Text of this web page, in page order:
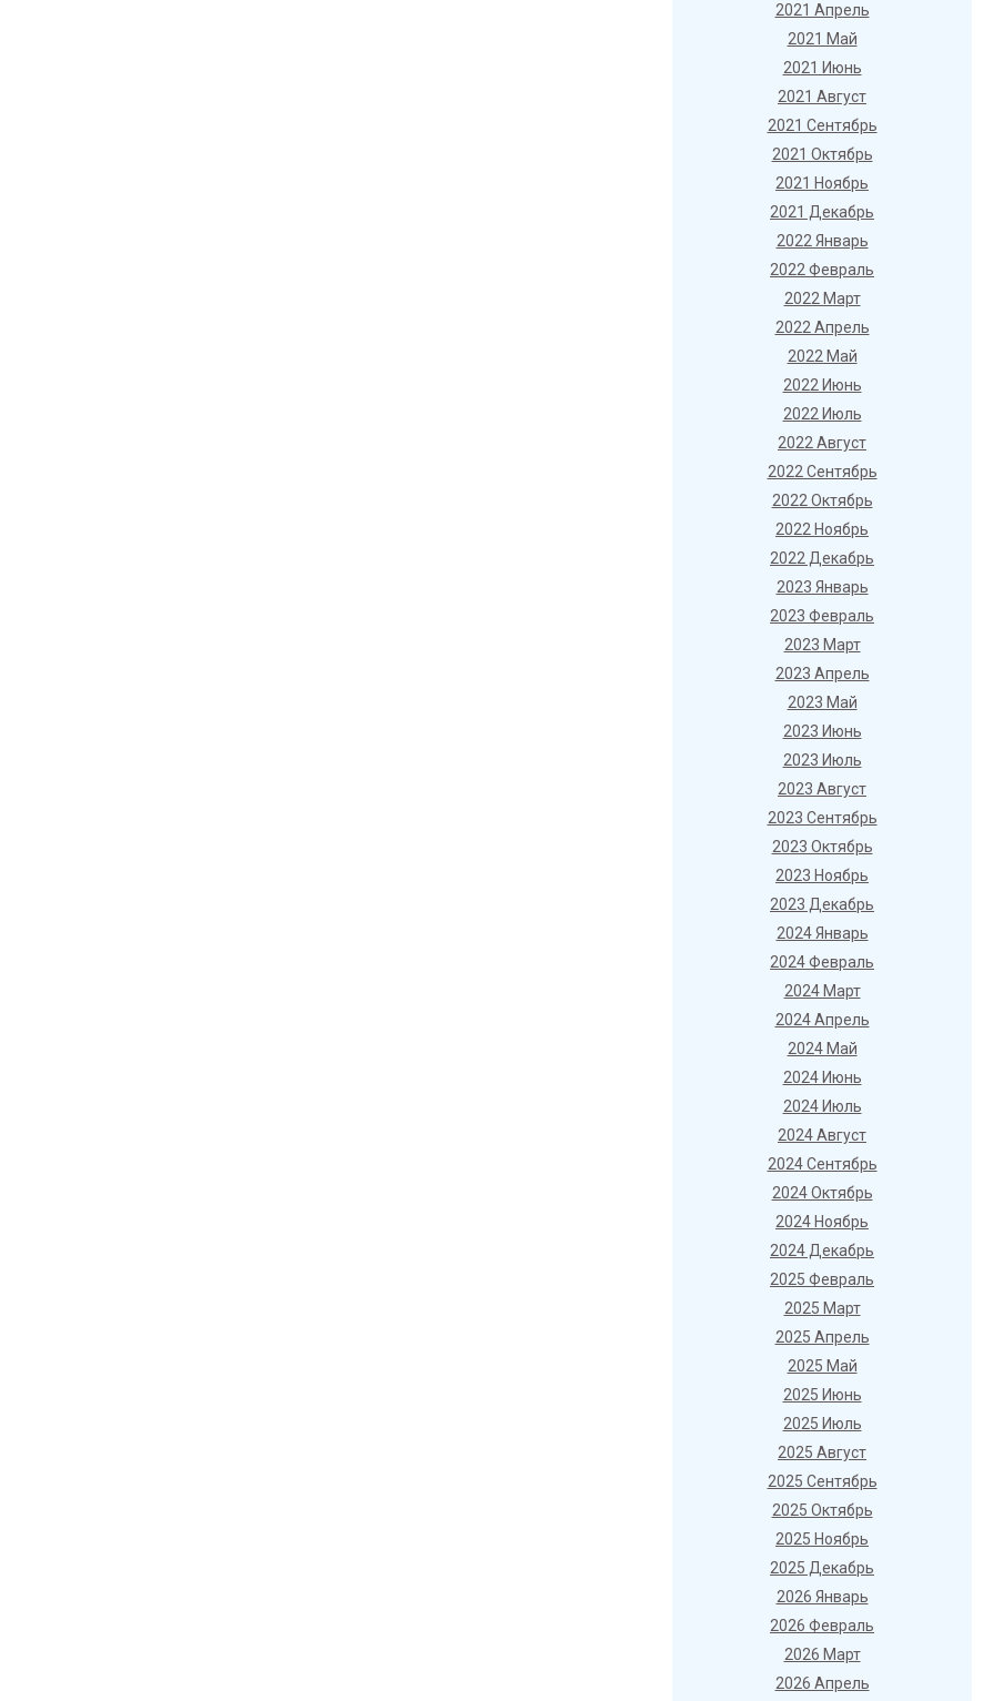
2021 Апрель
2021 Май
2021 Июнь
2021 Август
2021 Сентябрь
2021 Октябрь
2021 Ноябрь
2021 Декабрь
2022 Январь
2022 Февраль
2022 Март
2022 Апрель
2022 Май
2022 Июнь
2022 Июль
2022 Август
2022 Сентябрь
2022 Октябрь
2022 Ноябрь
2022 Декабрь
2023 Январь
2023 Февраль
2023 Март
2023 Апрель
2023 Май
2023 Июнь
2023 Июль
2023 Август
2023 Сентябрь
2023 Октябрь
2023 Ноябрь
2023 Декабрь
2024 Январь
2024 Февраль
2024 Март
2024 Апрель
2024 Май
2024 Июнь
2024 Июль
2024 Август
2024 Сентябрь
2024 Октябрь
2024 Ноябрь
2024 Декабрь
2025 Февраль
2025 Март
2025 Апрель
2025 Май
2025 Июнь
2025 Июль
2025 Август
2025 Сентябрь
2025 Октябрь
2025 Ноябрь
2025 Декабрь
2026 Январь
2026 Февраль
2026 Март
2026 Апрель